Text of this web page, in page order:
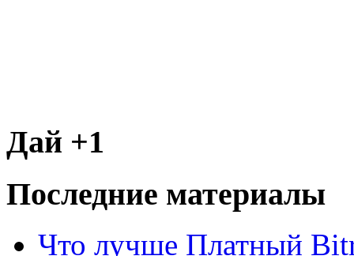
Дай +1
Последние материалы
Что лучше Платный